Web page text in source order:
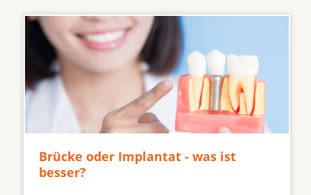
Brücke oder Implantat - was ist
besser?